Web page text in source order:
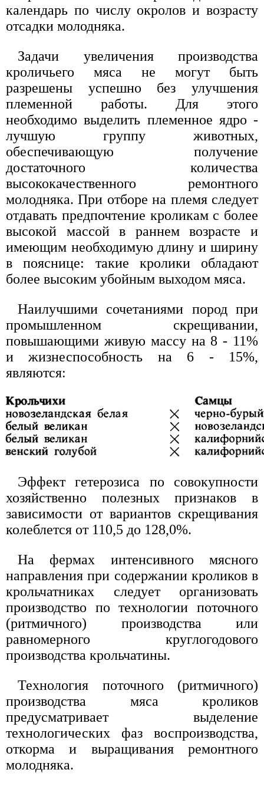
календарь по числу окролов и возрасту
отсадки молодняка.
Задачи увеличения производства
кроличьего мяса не могут быть
разрешены успешно без улучшения
племенной работы. Для этого
необходимо выделить племенное ядро -
лучшую группу животных,
обеспечивающую получение
достаточного количества
высококачественного ремонтного
молодняка. При отборе на племя следует
отдавать предпочтение кроликам с более
высокой массой в раннем возрасте и
имеющим необходимую длину и ширину
в пояснице: такие кролики обладают
более высоким убойным выходом мяса.
Наилучшими сочетаниями пород при
промышленном скрещивании,
повышающими живую массу на 8 - 11%
и жизнеспособность на 6 - 15%,
являются:
Эффект гетерозиса по совокупности
хозяйственно полезных признаков в
зависимости от вариантов скрещивания
колеблется от 110,5 до 128,0%.
На фермах интенсивного мясного
направления при содержании кроликов в
крольчатниках следует организовать
производство по технологии поточного
(ритмичного) производства или
равномерного круглогодового
производства крольчатины.
Технология поточного (ритмичного)
производства мяса кроликов
предусматривает выделение
технологических фаз воспроизводства,
откорма и выращивания ремонтного
молодняка.